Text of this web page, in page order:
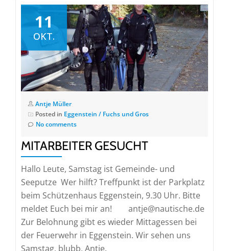
11
OKT.
Antje Müller
Posted in Eggenstein / Fuchs und Gros
No comments
MITARBEITER GESUCHT
Hallo Leute, Samstag ist Gemeinde- und
Seeputze Wer hilft? Treffpunkt ist der Parkplatz
beim Schützenhaus Eggenstein, 9.30 Uhr. Bitte
meldet Euch bei mir an! antje@nautische.de
Zur Belohnung gibt es wieder Mittagessen bei
der Feuerwehr in Eggenstein. Wir sehen uns
Samstag, blubb, Antje.